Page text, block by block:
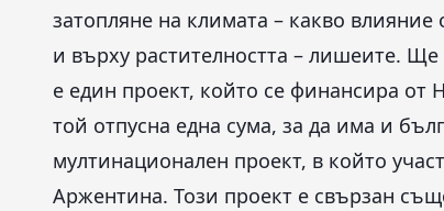
затопляне на климата – какво
и върху растителността – лишеите.
е един проект, който се финансира от
той отпусна една сума, за да има и
мултинационален проект, в който
Аржентина. Този проект е свързан